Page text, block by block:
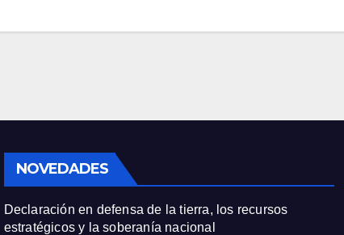
NOVEDADES
Declaración en defensa de la tierra, los recursos
estratégicos y la soberanía nacional